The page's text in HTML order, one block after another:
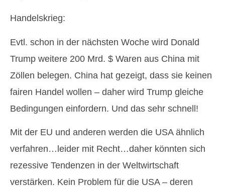
Handelskrieg:
Evtl. schon in der nächsten Woche wird Donald
Trump weitere 200 Mrd. $ Waren aus China mit
Zöllen belegen. China hat gezeigt, dass sie keinen
fairen Handel wollen – daher wird Trump gleiche
Bedingungen einfordern. Und das sehr schnell!
Mit der EU und anderen werden die USA ähnlich
verfahren…leider mit Recht…daher könnten sich
rezessive Tendenzen in der Weltwirtschaft
verstärken. Kein Problem für die USA – deren